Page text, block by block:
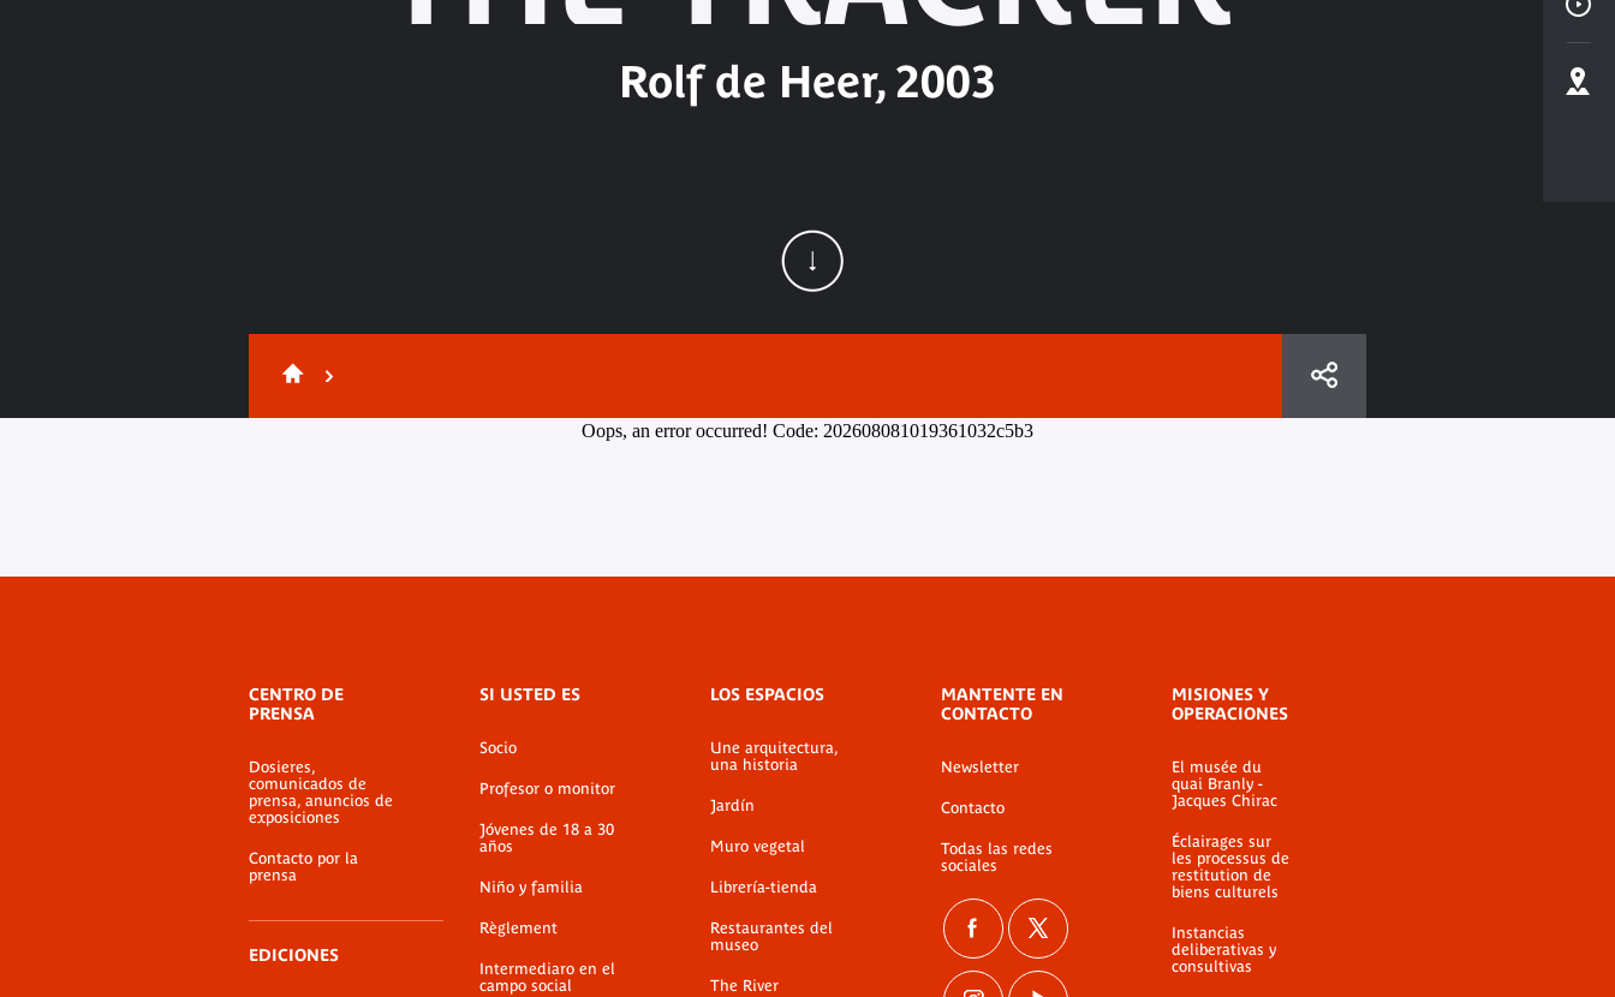
Rolf de Heer, 2003
Oops, an error occurred! Code: 202608081019361032c5b3
de
pie
página
CENTRO DE
PRENSA
Dosieres,
comunicados de
prensa, anuncios de
exposiciones
Contacto por la
prensa
EDICIONES
SI USTED ES
Socio
Profesor o monitor
Jóvenes de 18 a 30
años
Niño y familia
Règlement
Intermediaro en el
campo social
LOS ESPACIOS
Une arquitectura,
una historia
Jardín
Muro vegetal
Librería-tienda
Restaurantes del
museo
The River
MANTENTE EN
CONTACTO
Newsletter
Contacto
Todas las redes
sociales
MISIONES Y
OPERACIONES
El musée du
quai Branly -
Jacques Chirac
Éclairages sur
les processus de
restitution de
biens culturels
Instancias
deliberativas y
consultivas